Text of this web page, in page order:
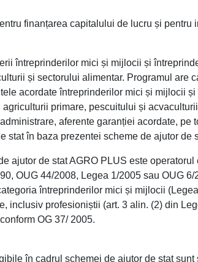
finanțarea capitalului de lucru și
întreprinderilor mici și mijlocii și
și sectorului alimentar. Programul are
acordate întreprinderilor mici și mijlocii
primare, pescuitului și
aferente garanției acordate, pe
stat în baza prezentei scheme de ajutor de
ajutor de stat AGRO PLUS este
OUG 44/2008, Legea 1/2005 sau OUG
întreprinderilor mici și mijlocii
inclusiv profesioniștii (art. 3 alin. (2) din
OG 37/ 2005.
în cadrul schemei de ajutor de stat